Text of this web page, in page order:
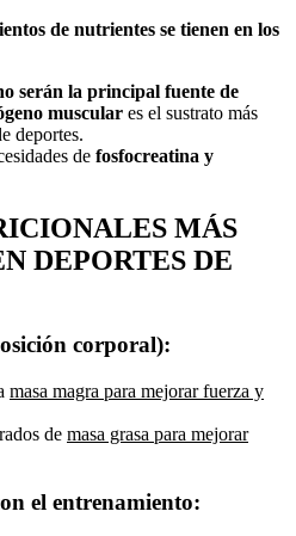
de nutrientes se tienen en los
serán la principal fuente de
muscular es el sustrato más
deportes.
de fosfocreatina y
MÁS
DEPORTES DE
corporal):
masa magra para mejorar fuerza y
de masa grasa para mejorar
el entrenamiento: